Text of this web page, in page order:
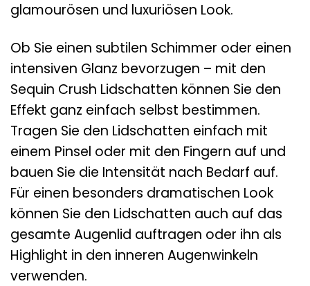
glamourösen und luxuriösen Look.
Ob Sie einen subtilen Schimmer oder einen
intensiven Glanz bevorzugen – mit den
Sequin Crush Lidschatten können Sie den
Effekt ganz einfach selbst bestimmen.
Tragen Sie den Lidschatten einfach mit
einem Pinsel oder mit den Fingern auf und
bauen Sie die Intensität nach Bedarf auf.
Für einen besonders dramatischen Look
können Sie den Lidschatten auch auf das
gesamte Augenlid auftragen oder ihn als
Highlight in den inneren Augenwinkeln
verwenden.